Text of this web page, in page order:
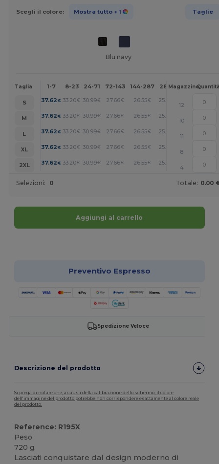
Scegli il colore: Mostra tutto + 1 Taglie
Blu navy
Taglia 1-7 8-23 24-71 72-143 144-287 288 + Altri
Magazzino
S 37.62 € 33.20€ 30.99€ 27.66€ 26.55€ 25.45
12
M
37.62 € 33.20€ 30.99€ 27.66€ 26.55€ 25.45
10
L
37.62 € 33.20€ 30.99€ 27.66€ 26.55€ 25.45
11
XL
37.62 € 33.20€ 30.99€ 27.66€ 26.55€ 25.45
8
2XL
37.62 € 33.20€ 30.99€ 27.66€ 26.55€ 25.45
4
Selezioni: 0 Totale: 0.00
Aggiungi al carrello
Preventivo Espresso
Spedizione Veloce
Descrizione del prodotto
Si prega di notare che, a causa della calibrazione dello schermo, il colore
dell'immagine del prodotto potrebbe non corrispondere esattamente al colore reale
del prodotto.
Reference: R195X
Peso
720 g.
Lasciati conquistare dal design moderno di